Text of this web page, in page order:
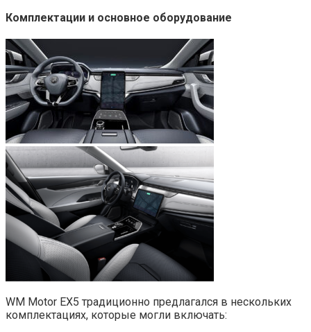
Комплектации и основное оборудование
WM Motor EX5 традиционно предлагался в нескольких
комплектациях, которые могли включать: